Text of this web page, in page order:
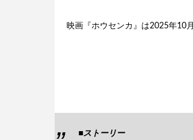
映画『ホウセンカ』は2025年10
■ストーリー